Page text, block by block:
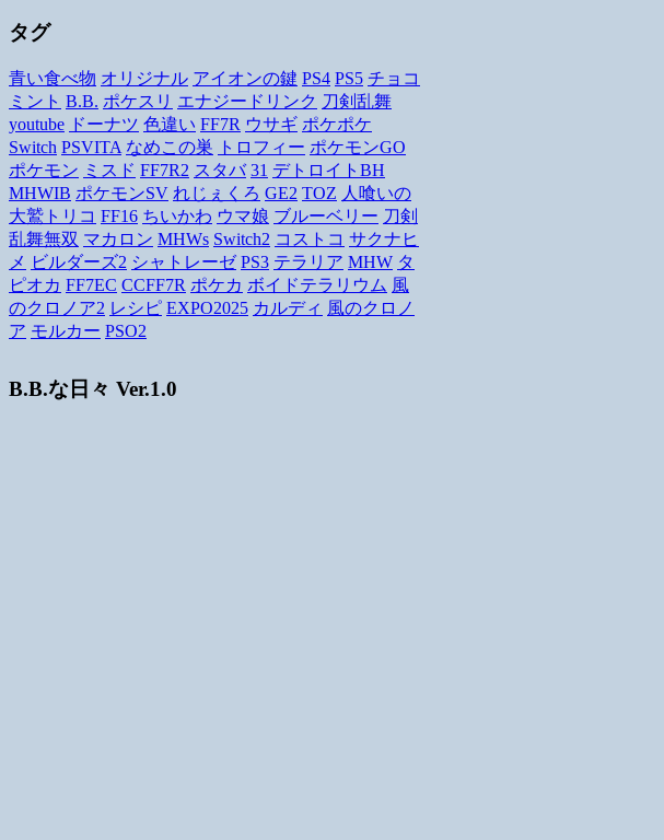
タグ
青い食べ物 オリジナル アイオンの鍵 PS4 PS5 チョコ
ミント B.B. ポケスリ エナジードリンク 刀剣乱舞
youtube ドーナツ 色違い FF7R ウサギ ポケポケ
Switch PSVITA なめこの巣 トロフィー ポケモンGO
ポケモン ミスド FF7R2 スタバ 31 デトロイトBH
MHWIB ポケモンSV れじぇくろ GE2 TOZ 人喰いの
大鷲トリコ FF16 ちいかわ ウマ娘 ブルーベリー 刀剣
乱舞無双 マカロン MHWs Switch2 コストコ サクナヒ
メ ビルダーズ2 シャトレーゼ PS3 テラリア MHW タ
ピオカ FF7EC CCFF7R ポケカ ボイドテラリウム 風
のクロノア2 レシピ EXPO2025 カルディ 風のクロノ
ア モルカー PSO2
B.B.な日々 Ver.1.0